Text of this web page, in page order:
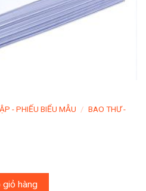
- PHIẾU BIỂU MẪU / BAO THƯ -
giỏ hàng